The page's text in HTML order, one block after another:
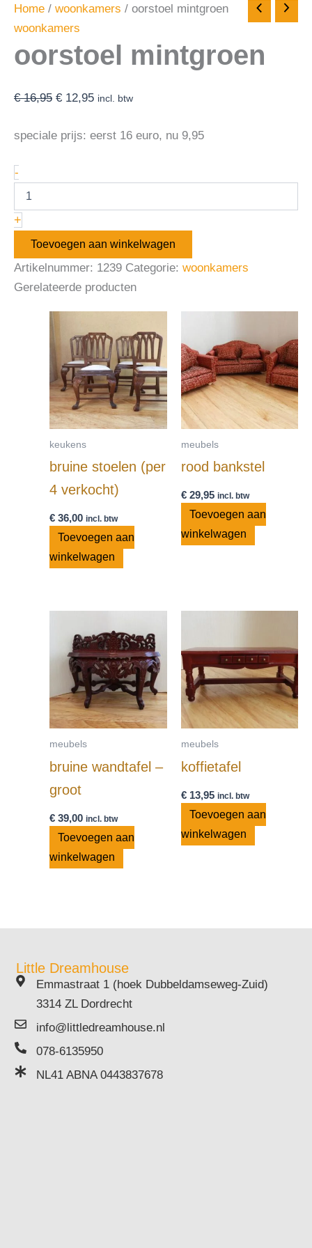
Home / woonkamers / oorstoel mintgroen
woonkamers
oorstoel mintgroen
€16,95 € 12,95 incl. btw
speciale prijs: eerst 16 euro, nu 9,95
-
+
Toevoegen aan winkelwagen
Artikelnummer: 1239 Categorie: woonkamers
Gerelateerde producten
keukens
bruine stoelen (per
4 verkocht)
€ 36,00 incl. btw
Toevoegen aan
winkelwagen
meubels
rood bankstel
€29,95 incl. btw
Toevoegen aan
winkelwagen
meubels
bruine wandtafel –
groot
€ 39,00 incl. btw
Toevoegen aan
winkelwagen
meubels
koffietafel
€13,95 incl. btw
Toevoegen aan
winkelwagen
Little Dreamhouse
Emmastraat 1 (hoek Dubbeldamseweg-Zuid)
3314 ZL Dordrecht
info@littledreamhouse.nl
078-6135950
NL41 ABNA 0443837678